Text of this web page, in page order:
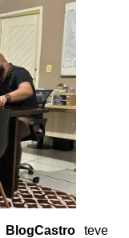
BlogCastroteve